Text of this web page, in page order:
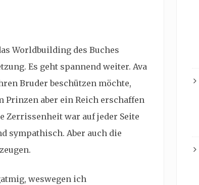
Worldbuilding des Buches
Es geht spannend weiter. Ava
Bruder beschützen möchte,
Prinzen aber ein Reich erschaffen
Zerrissenheit war auf jeder Seite
sympathisch. Aber auch die
weswegen ich